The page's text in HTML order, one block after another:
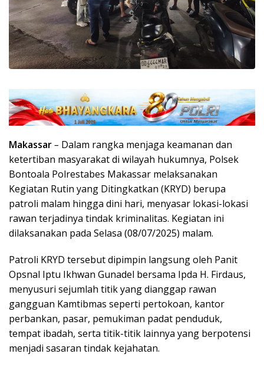
Makassar– Dalam rangka menjaga keamanan dan
ketertiban masyarakat di wilayah hukumnya, Polsek
Bontoala Polrestabes Makassar melaksanakan
Kegiatan Rutin yang Ditingkatkan (KRYD) berupa
patroli malam hingga dini hari, menyasar lokasi-lokasi
rawan terjadinya tindak kriminalitas. Kegiatan ini
dilaksanakan pada Selasa (08/07/2025) malam.
Patroli KRYD tersebut dipimpin langsung oleh Panit
Opsnal Iptu Ikhwan Gunadel bersama Ipda H. Firdaus,
menyusuri sejumlah titik yang dianggap rawan
gangguan Kamtibmas seperti pertokoan, kantor
perbankan, pasar, pemukiman padat penduduk,
tempat ibadah, serta titik-titik lainnya yang berpotensi
menjadi sasaran tindak kejahatan.